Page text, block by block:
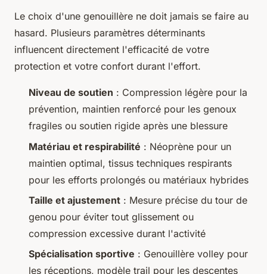
Le choix d'une genouillère ne doit jamais se faire au
hasard. Plusieurs paramètres déterminants
influencent directement l'efficacité de votre
protection et votre confort durant l'effort.
Niveau de soutien : Compression légère pour la
prévention, maintien renforcé pour les genoux
fragiles ou soutien rigide après une blessure
Matériau et respirabilité : Néoprène pour un
maintien optimal, tissus techniques respirants
pour les efforts prolongés ou matériaux hybrides
Taille et ajustement : Mesure précise du tour de
genou pour éviter tout glissement ou
compression excessive durant l'activité
Spécialisation sportive : Genouillère volley pour
les réceptions, modèle trail pour les descentes